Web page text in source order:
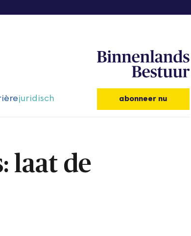
juridisch abonneer nu
laat de